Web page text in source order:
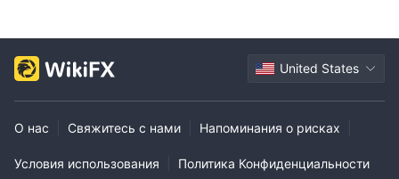
United States
О нас Свяжитесь с нами Напоминания о рисках
Условия использования Политика Конфиденциальности